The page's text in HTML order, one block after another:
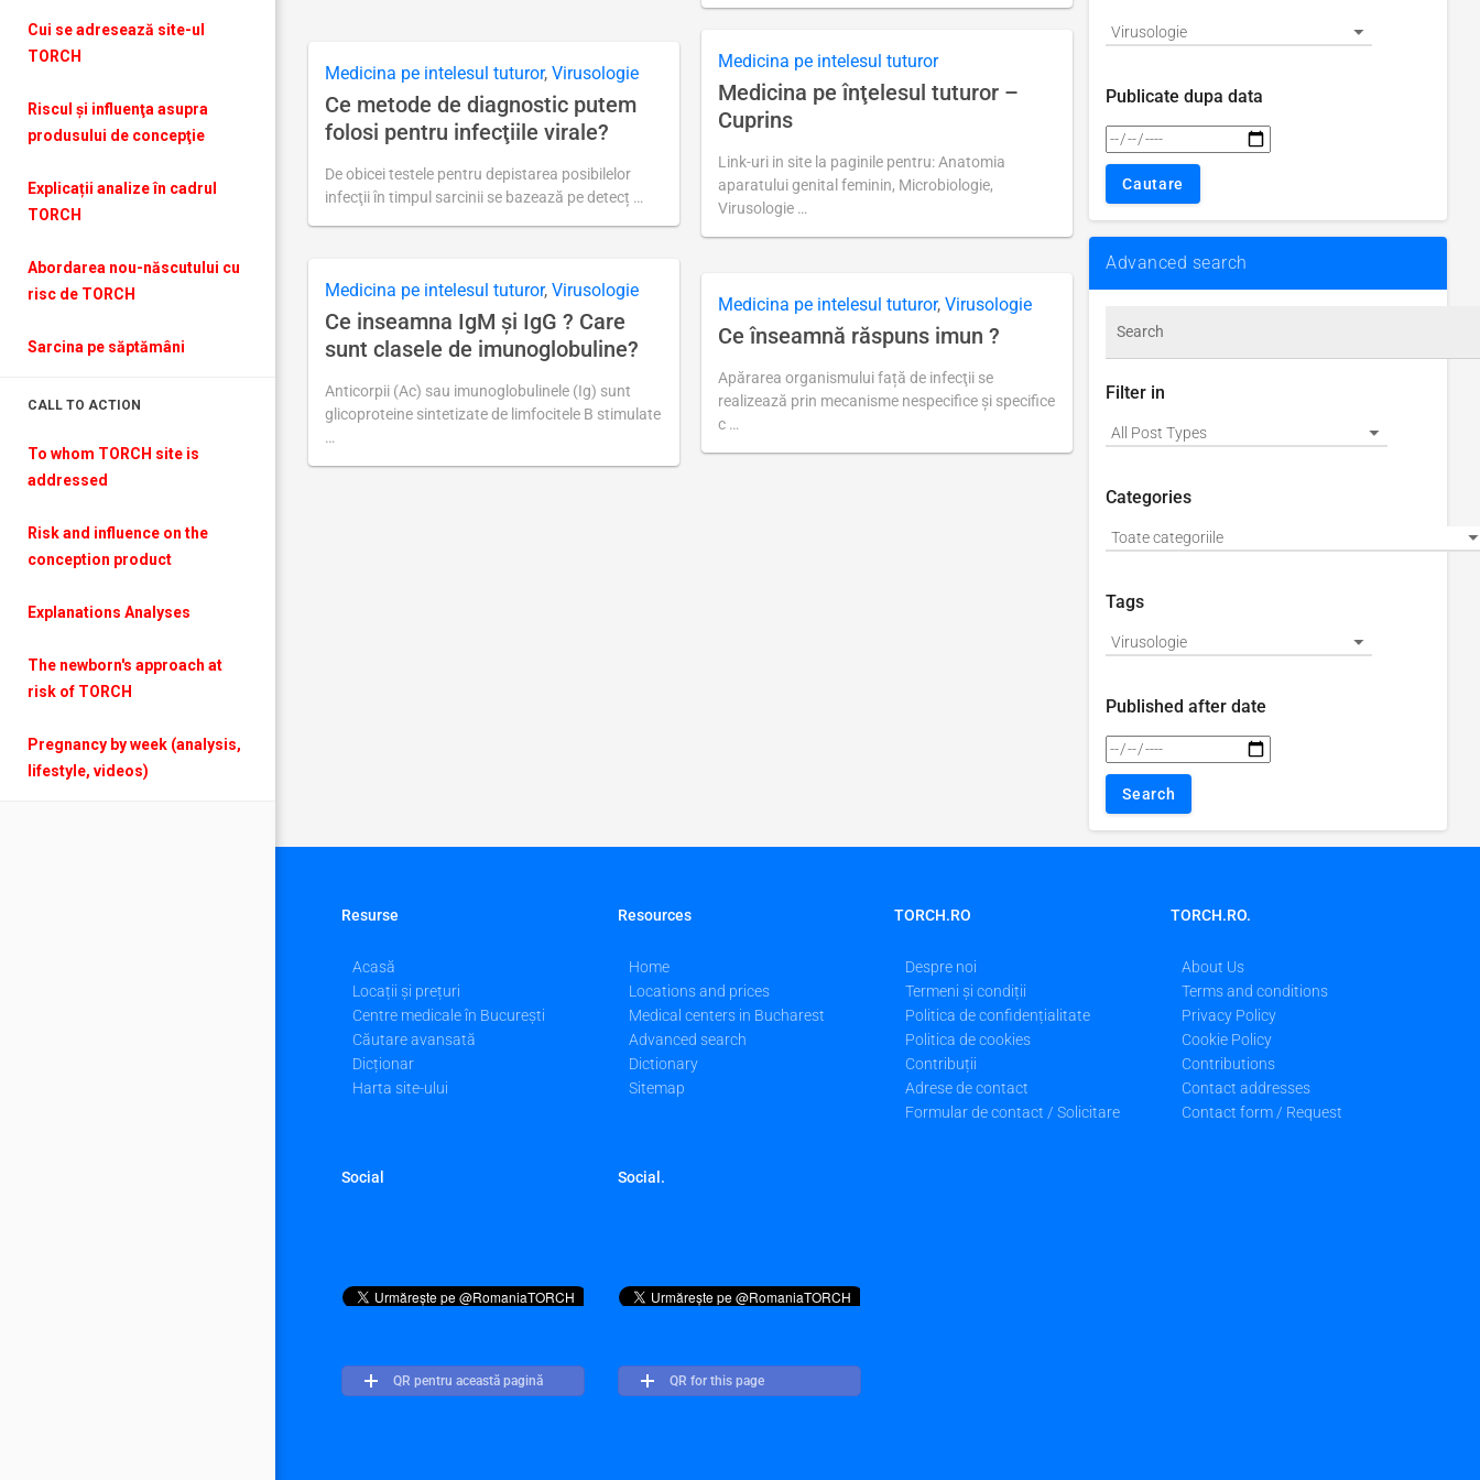
Cui se adresează site-ul
TORCH
Riscul şi influenţa asupra
produsului de concepţie
Explicații analize în cadrul
TORCH
Abordarea nou-născutului cu
risc de TORCH
Sarcina pe săptămâni
CALL TO ACTION
To whom TORCH site is
addressed
Risk and influence on the
conception product
Explanations Analyses
The newborn's approach at
risk of TORCH
Pregnancy by week (analysis,
lifestyle, videos)
2018
Medicina pe intelesul tuturor, Virusologie
Ce metode de diagnostic putem
folosi pentru infecţiile virale?
De obicei testele pentru depistarea posibilelor
infecţii în timpul sarcinii se bazează pe detecț …
2018
Medicina pe intelesul tuturor
Medicina pe înţelesul tuturor –
Cuprins
Link-uri in site la paginile pentru: Anatomia
aparatului genital feminin, Microbiologie,
Virusologie …
2018
Medicina pe intelesul tuturor, Virusologie
Ce inseamna IgM şi IgG ? Care
sunt clasele de imunoglobuline?
Anticorpii (Ac) sau imunoglobulinele (Ig) sunt
glicoproteine sintetizate de limfocitele B stimulate
…
Medicina pe intelesul tuturor,Virusologie
Ce înseamnă răspuns imun ?
Apărarea organismului față de infecţii se
realizează prin mecanisme nespecifice şi specifice
c …
Publicate dupa data
Advanced search
Filter in
Categories
Tags
Published after date
Resurse
Acasă
Locații și prețuri
Centre medicale în București
Căutare avansată
Dicționar
Harta site-ului
Resources
Home
Locations and prices
Medical centers in Bucharest
Advanced search
Dictionary
Sitemap
TORCH.RO
Despre noi
Termeni și condiții
Politica de confidențialitate
Politica de cookies
Contribuții
Adrese de contact
Formular de contact / Solicitare
TORCH.RO.
About Us
Terms and conditions
Privacy Policy
Cookie Policy
Contributions
Contact addresses
Contact form / Request
Social
QR pentru această pagină
Social.
QR for this page